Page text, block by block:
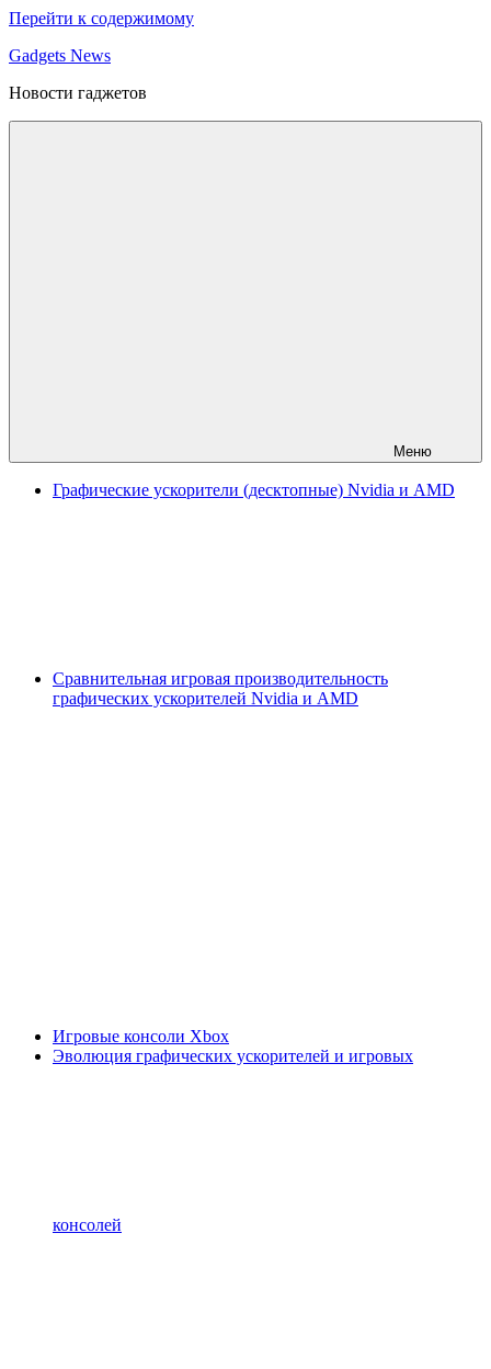
Перейти к содержимому
Gadgets News
Новости гаджетов
Меню
Графические ускорители (десктопные) Nvidia и AMD
Сравнительная игровая производительность
графических ускорителей Nvidia и AMD
Игровые консоли Xbox
Эволюция графических ускорителей и игровых
консолей